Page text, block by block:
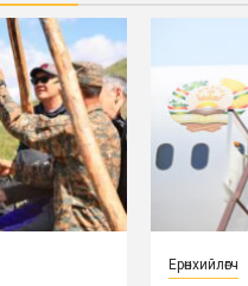
Ерөнхийлөгч